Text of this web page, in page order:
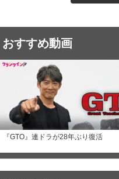
おすすめ動画
『GTO』連ドラが28年ぶり復活